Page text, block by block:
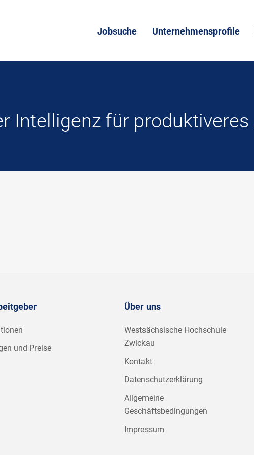
Jobsuche Unternehmensprofile
Intelligenz für produktiveres
und Preise
Über uns
Westsächsische Hochschule
Zwickau
Kontakt
Datenschutzerklärung
Allgemeine
Geschäftsbedingungen
Impressum